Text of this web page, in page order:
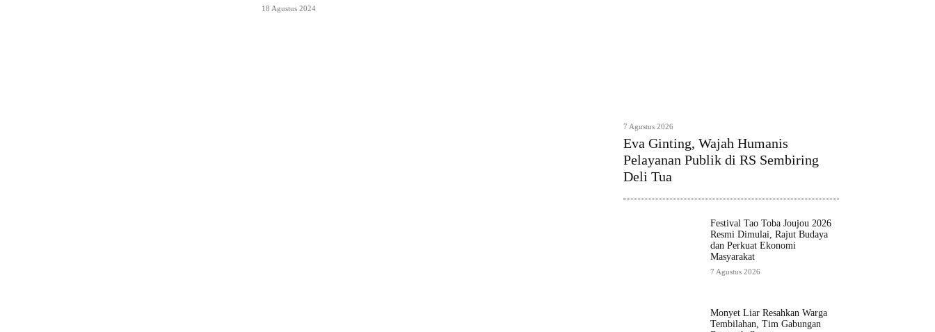
18 Agustus 2024
7 Agustus 2026
Eva Ginting, Wajah Humanis
Pelayanan Publik di RS Sembiring
Deli Tua
Festival Tao Toba Joujou 2026
Resmi Dimulai, Rajut Budaya
dan Perkuat Ekonomi
Masyarakat
7 Agustus 2026
Monyet Liar Resahkan Warga
Tembilahan, Tim Gabungan